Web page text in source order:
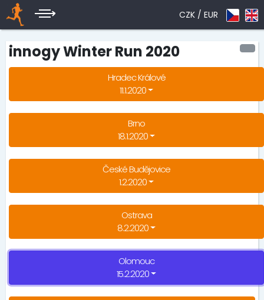
CZK / EUR
innogy Winter Run 2020
Hradec Králové
11.1.2020
Brno
18.1.2020
České Budějovice
1.2.2020
Ostrava
8.2.2020
Olomouc
15.2.2020